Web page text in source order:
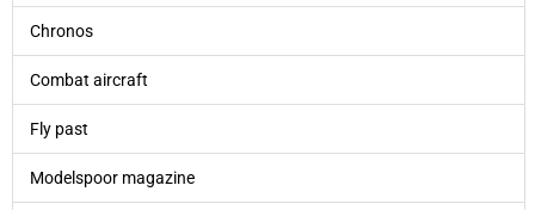
Chronos
Combat aircraft
Fly past
Modelspoor magazine